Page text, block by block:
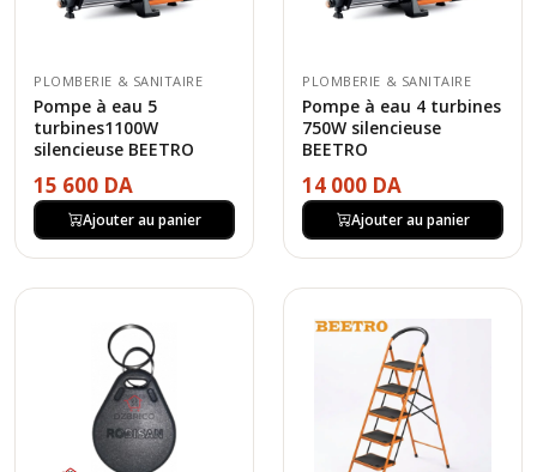
PLOMBERIE & SANITAIRE
Pompe à eau 5
turbines1100W
silencieuse BEETRO
15 600 DA
Ajouter au panier
PLOMBERIE & SANITAIRE
Pompe à eau 4 turbines
750W silencieuse
BEETRO
14 000 DA
Ajouter au panier